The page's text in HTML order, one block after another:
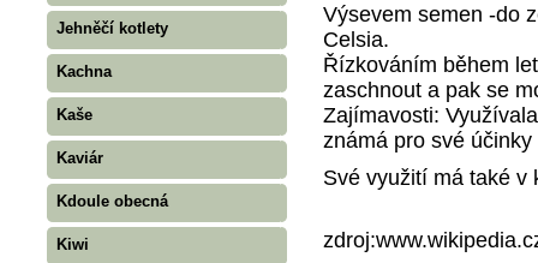
Jehněčí kotlety
Kachna
Kaše
Kaviár
Kdoule obecná
Kiwi
Výsevem semen -do
Celsia.
Řízkováním během
zaschnout a pak se
Zajímavosti:
známá pro své
Své využití má také v